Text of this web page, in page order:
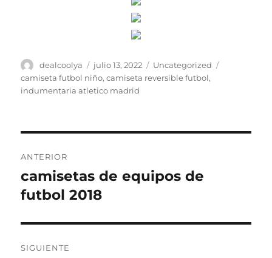
Autor
dealcoolya
Publicado
el
julio 13, 2022 Categorías
Uncategorized
camiseta futbol niño,camiseta reversible futbol,
indumentaria atletico madrid
de
entradas
ANTERIOR
Entrada
anterior:
camisetas de equipos de
futbol 2018
SIGUIENTE